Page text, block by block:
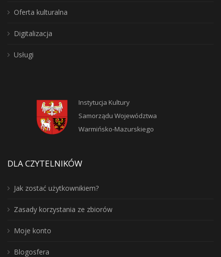
Oferta kulturalna
Digitalizacja
Usługi
Instytucja Kultury
Samorządu Województwa
Warmińsko-Mazurskiego
DLA CZYTELNIKÓW
Jak zostać użytkownikiem?
Zasady korzystania ze zbiorów
Moje konto
Blogosfera